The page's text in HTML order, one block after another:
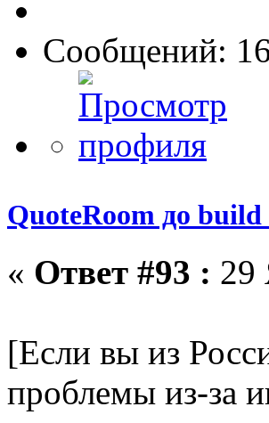
Сообщений:
QuoteRoom до build
« Ответ #93 : 29
[Если вы из
проблемы из-за